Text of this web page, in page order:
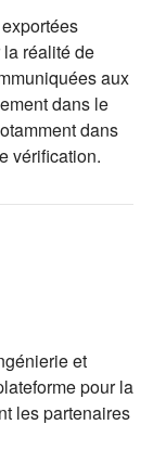
réalité de
aux
dans le
dans
vérification.
et
pour la
les partenaires